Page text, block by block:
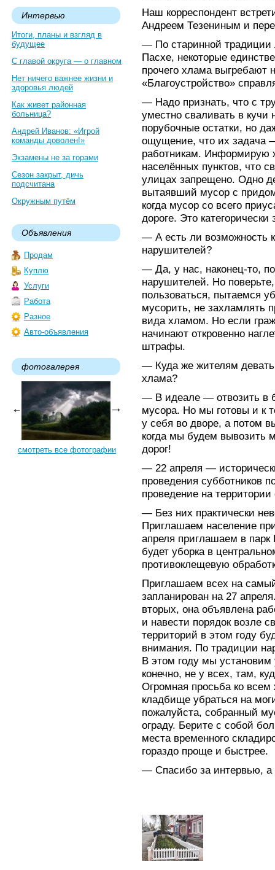
Интервью
Итоги, планы и взгляд в
будущее
С главой округа — о главном
Нет ничего важнее жизни и
здоровья людей
Как живет районная
больница?
Андрей Иванов: «Игрой
команды доволен!»
Экзамены не за горами
Сезон закрыт, дичь
подсчитана
Окружным путём
Объявления
Продам
Куплю
Услуги
Работа
Разное
Авто-объявления
фотогалерея
смотреть все фотографии
Наш корреспондент
Андреем Тезениным и
— По старинной традиции
Пасхе, некоторые
прочего хлама выгребают
«Благоустройство»
— Надо признать, что с
уместно сваливать в кучи
порубочные остатки, но
ощущение, что их задача
работникам. Информирую
населённых пунктов, что
улицах запрещено. Одно
вытаявший мусор с
когда мусор со всего
дороге. Это
— А есть ли возможность
нарушителей?
— Да, у нас, наконец-то,
нарушителей. Но
пользоваться, пытаемся
мусорить, не захламлять
вида хламом. Но если
начинают откровенно
штрафы.
— Куда же жителям девать
хлама?
— В идеале — отвозить в
мусора. Но мы готовы и к
у себя во дворе, а потом
когда мы будем вывозить
дорог!
— 22 апреля —
проведения субботников
проведение на территории
— Без них практически
Приглашаем население
апреля приглашаем в
будет уборка в
противоклещевую
Приглашаем всех на
запланирован на 27
вторых, она объявлена
и навести порядок возле
территорий в этом году
внимания. По традиции
В этом году мы
конечно, не у всех, там,
Огромная просьба ко всем
кладбище убраться на
пожалуйста, собранный
ограду. Берите с собой
места временного
гораздо проще и быстрее.
— Спасибо за интервью, а